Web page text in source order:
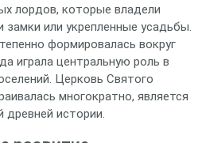
лордов, которые владели
замки или укрепленные усадьбы.
формировалась вокруг
играла центральную роль в
Церковь Святого
многократно, является
истории.